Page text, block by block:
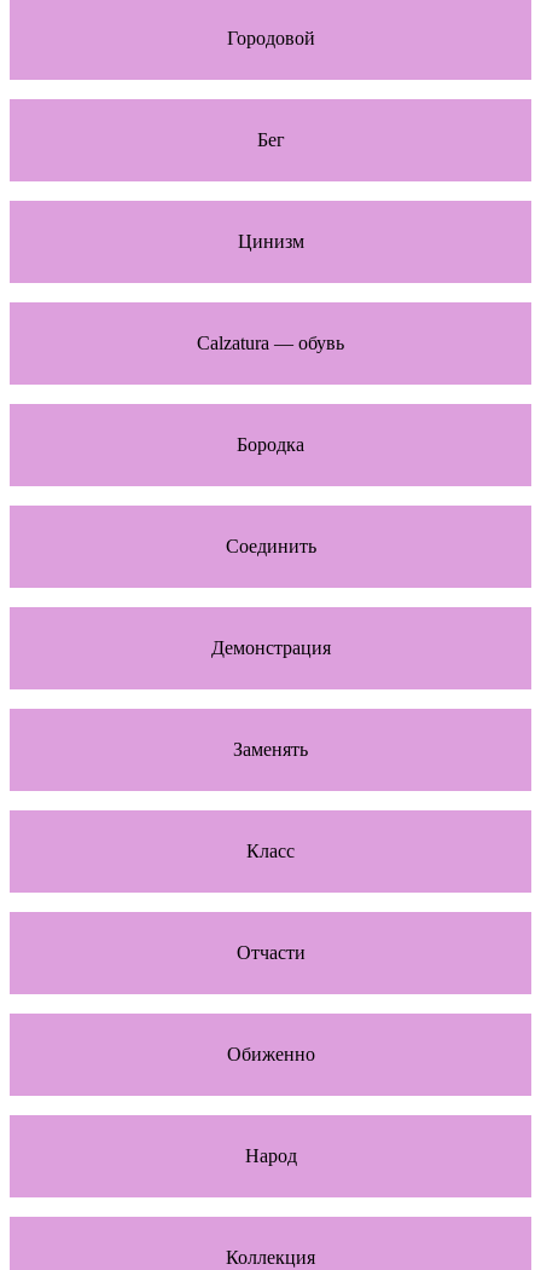
Городовой
Бег
Цинизм
Calzatura — обувь
Бородка
Соединить
Демонстрация
Заменять
Класс
Отчасти
Обиженно
Народ
Коллекция